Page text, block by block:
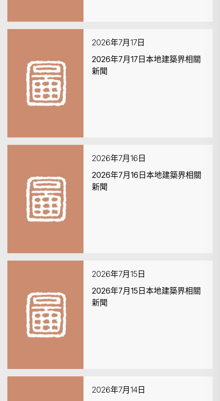
2026年7月17日
2026年7月17日本地建築界相關
新聞
2026年7月16日
2026年7月16日本地建築界相關
新聞
2026年7月15日
2026年7月15日本地建築界相關
新聞
2026年7月14日